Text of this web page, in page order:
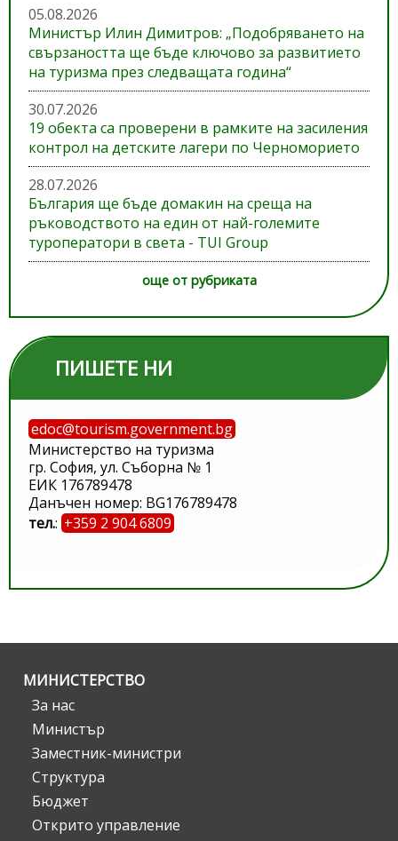
05.08.2026
Министър Илин Димитров: „Подобряването на
свързаността ще бъде ключово за развитието
на туризма през следващата година“
30.07.2026
19 обекта са проверени в рамките на засиления
контрол на детските лагери по Черноморието
28.07.2026
България ще бъде домакин на среща на
ръководството на един от най-големите
туроператори в света - TUI Group
още от рубриката
ПИШЕТЕ НИ
edoc@tourism.government.bg
Министерство на туризма
гр. София, ул. Съборна № 1
ЕИК 176789478
Данъчен номер: BG176789478
тел.: +359 2 904 6809
МИНИСТЕРСТВО
За нас
Министър
Заместник-министри
Структура
Бюджет
Открито управление